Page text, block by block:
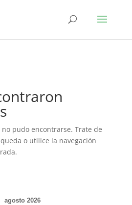
pudo encontrarse. Trate de
o utilice la navegación
agosto 2026